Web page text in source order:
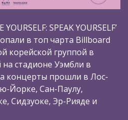
SPEAK YOURSELF’
в топ чарта Billboard
корейской группой в
стадионе Уэмбли в
концерты прошли в Лос-
Йорке, Сан-Паулу,
Сидзуоке, Эр-Рияде и